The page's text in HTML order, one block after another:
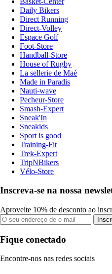
Daily Bikers
Direct Running
Direct-Volley
Espace Golf
Foot-Store
Handball-Store
House of Rugby
La sellerie de Maé
Made in Paradis
Nauti-wave
Pecheur-Store
Smash-Expert
Sneak'In
Sneakids
Sport is good
Training-Fit
Trek-Expert
TripNBikers
Vélo-Store
Inscreva-se na nossa
Aproveite 10% de desconto ao
Fique conectado
Encontre-nos nas redes sociais